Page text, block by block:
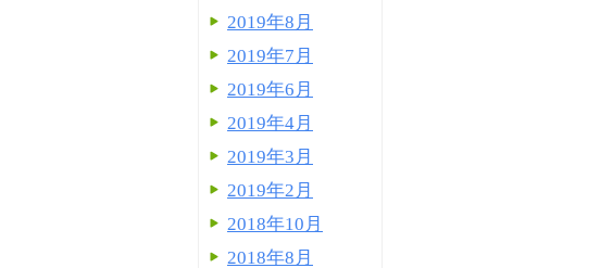
2019年8月
2019年7月
2019年6月
2019年4月
2019年3月
2019年2月
2018年10月
2018年8月